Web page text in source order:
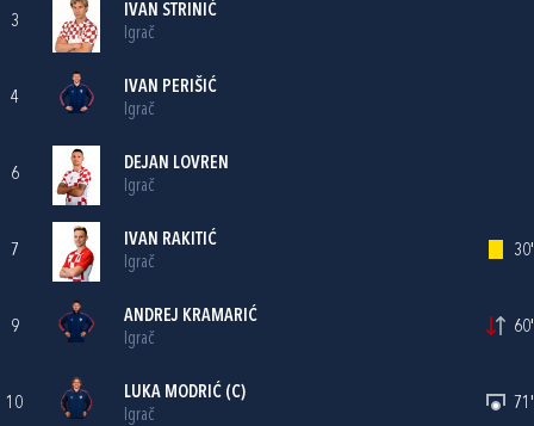
3
IVAN STRINIĆ
Igrač
4
IVAN PERIŠIĆ
Igrač
6
DEJAN LOVREN
Igrač
7
IVAN RAKITIĆ
Igrač
30'
9
ANDREJ KRAMARIĆ
Igrač
60'
10
LUKA MODRIĆ (C)
Igrač
71'